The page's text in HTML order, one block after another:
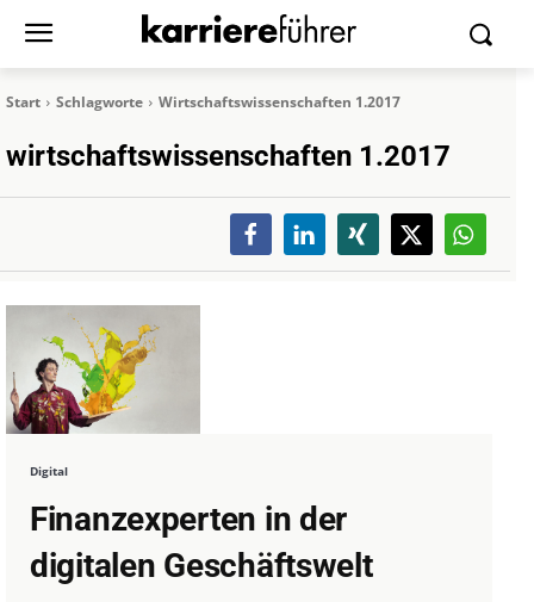
Start Schlagworte Wirtschaftswissenschaften 1.2017
wirtschaftswissenschaften 1.2017
Digital
Finanzexperten in der
digitalen Geschäftswelt